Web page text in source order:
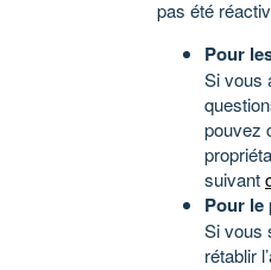
pas été
Pour
Si vous
pouvez
suivant
Pour le
Si vous
rétablir